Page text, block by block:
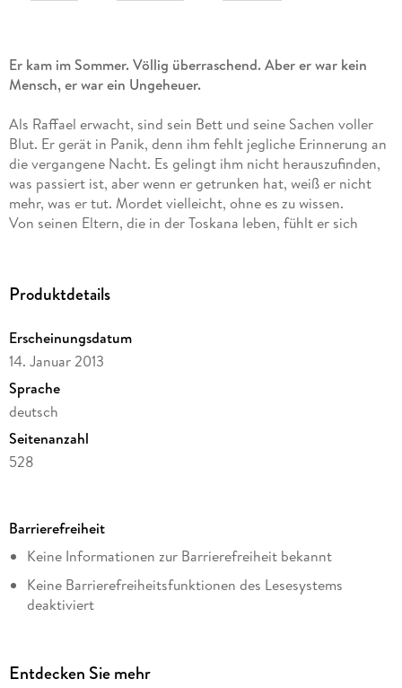
Er kam im Sommer. Völlig überraschend. Aber er war kein
Mensch, er war ein Ungeheuer.
Als Raffael erwacht, sind sein Bett und seine Sachen voller
Blut. Er gerät in Panik, denn ihm fehlt jegliche Erinnerung an
die vergangene Nacht. Es gelingt ihm nicht herauszufinden,
was passiert ist, aber wenn er getrunken hat, weiß er nicht
mehr, was er tut. Mordet vielleicht, ohne es zu wissen.
Von seinen Eltern, die in der Toskana leben, fühlt er sich
Produktdetails
Erscheinungsdatum
14. Januar 2013
Sprache
deutsch
Seitenanzahl
528
Autor/Autorin
Sabine Thiesler
Verlag/Hersteller
Penguin Random House
mit Wasserzeichen versehen
Barrierefreiheit
Keine Informationen zur Barrierefreiheit bekannt
Keine Barrierefreiheitsfunktionen des Lesesystems
deaktiviert
barrierefreiheit@penguinrandomhouse.de
Entdecken Sie mehr